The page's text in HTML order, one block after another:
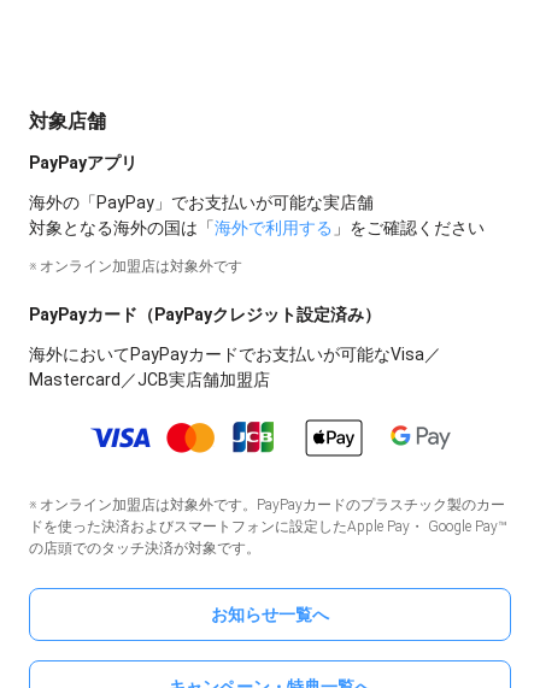
対象店舗
PayPayアプリ
海外の「PayPay」でお支払いが可能な実店舗
対象となる海外の国は「海外で利用する 」をご確認ください
※ オンライン加盟店は対象外です
PayPayカード（PayPayクレジット設定済み）
海外においてPayPayカードでお支払いが可能なVisa／
Mastercard／JCB実店舗加盟店
※ オンライン加盟店は対象外です。PayPayカードのプラスチック製のカー
ドを使った決済およびスマートフォンに設定したApple Pay・ Google Pay™
の店頭でのタッチ決済が対象です。
お知らせ一覧へ